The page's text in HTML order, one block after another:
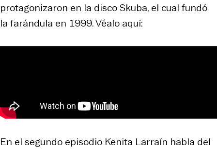
protagonizaron en la disco Skuba, el cual fundó
la farándula en 1999. Véalo aquí:
En el segundo episodio Kenita Larraín habla del